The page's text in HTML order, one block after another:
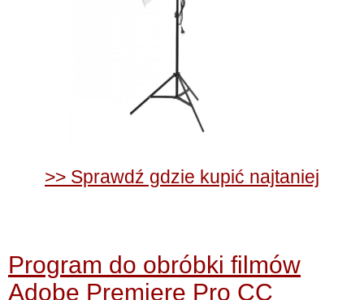
>> Sprawdź gdzie kupić najtaniej
Program do obróbki filmów
Adobe Premiere Pro CC